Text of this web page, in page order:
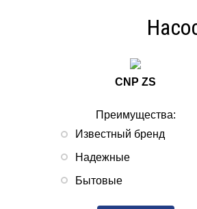
CNP ZS
Преимущества:
Известный бренд
Надежные
Бытовые